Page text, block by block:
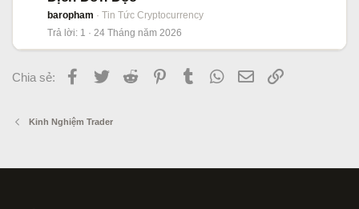
baropham
Tin Tức Cryptocurrency
Trả lời 1 24 Tháng năm 2026
Chia sẻ: Facebook
Twitter Reddit PinterestTumblr WhatsApp
Email
Kinh Nghiệm Trader